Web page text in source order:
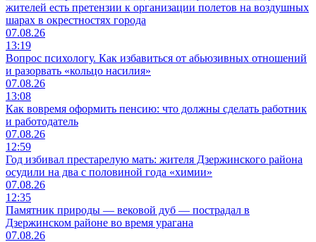
жителей есть претензии к организации полетов на воздушных
шарах в окрестностях города
07.08.26
13:19
Вопрос психологу. Как избавиться от абьюзивных отношений
и разорвать «кольцо насилия»
07.08.26
13:08
Как вовремя оформить пенсию: что должны сделать работник
и работодатель
07.08.26
12:59
Год избивал престарелую мать: жителя Дзержинского района
осудили на два с половиной года «химии»
07.08.26
12:35
Памятник природы — вековой дуб — пострадал в
Дзержинском районе во время урагана
07.08.26